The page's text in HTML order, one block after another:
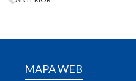
MAPA WEB